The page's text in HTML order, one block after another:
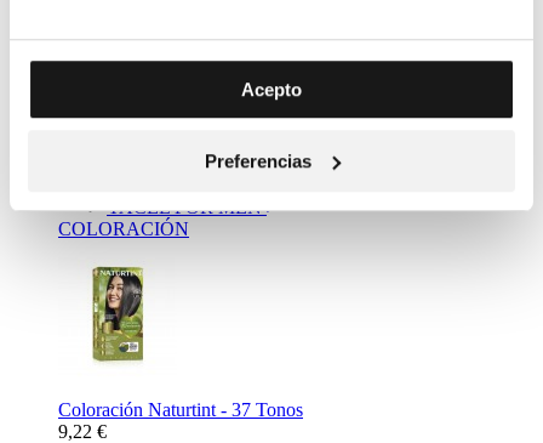
Acepto
Preferencias
11,20 €
NATURTINT
YACEL FOR MEN
COLORACIÓN
Coloración Naturtint - 37 Tonos
9,22 €